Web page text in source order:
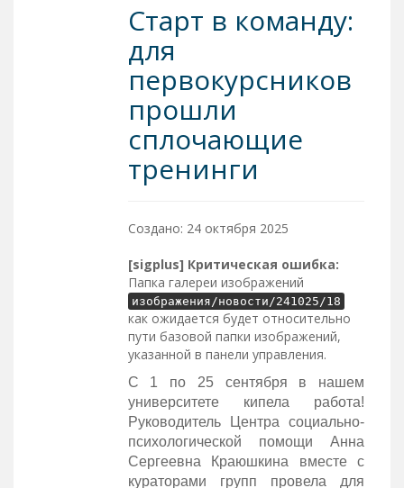
Старт в команду:
для
первокурсников
прошли
сплочающие
тренинги
Создано: 24 октября 2025
[sigplus] Критическая ошибка:
Папка галереи изображений
изображения/новости/241025/18
как ожидается будет относительно
пути базовой папки изображений,
указанной в панели управления.
С 1 по 25 сентября в нашем
университете кипела работа!
Руководитель Центра социально-
психологической помощи Анна
Сергеевна Краюшкина вместе с
кураторами групп провела для